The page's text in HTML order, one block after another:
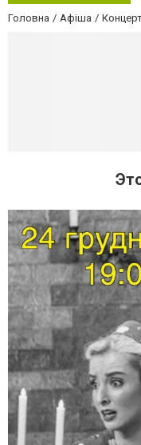
Головна Афіша